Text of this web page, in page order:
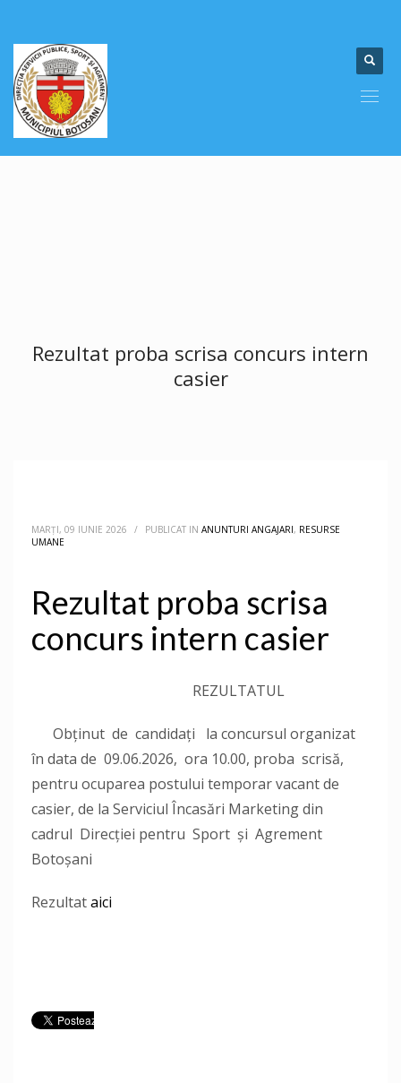
Rezultat proba scrisa concurs intern
casier
MARȚI, 09 IUNIE 2026 / PUBLICAT IN ANUNTURI ANGAJARI, RESURSE
UMANE
Rezultat proba scrisa
concurs intern casier
REZULTATUL
Obținut de candidați la concursul organizat
în data de 09.06.2026, ora 10.00, proba scrisă,
pentru ocuparea postului temporar vacant de
casier, de la Serviciul Încasări Marketing din
cadrul Direcției pentru Sport și Agrement
Botoșani
Rezultataici